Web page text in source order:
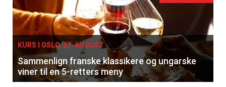
KURS I OSLO, 27. AUGUST
Sammenlign franske klassikere og ungarske
viner til en 5-retters meny